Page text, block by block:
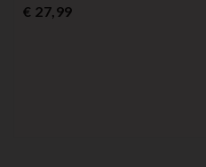
€ 27,99Prijs